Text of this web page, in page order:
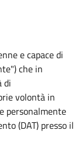
e capace di
che in
di
volontà in
personalmente
(DAT) presso il